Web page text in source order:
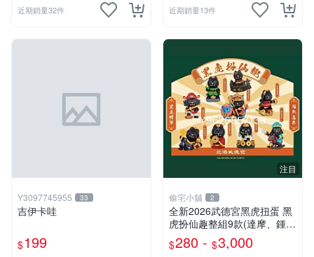
近期銷量32件 近期銷量13件
Y3097745955 33
吉伊卡哇
$199
注目
偷宅小舖 2
￼全新2026武德宮黑虎扭蛋 黑
虎扮仙趣整組9款(達摩、鍾
馗、神農大帝、地藏王、三太
子、關公、觀音、太陽星君、
$280 - $3,000